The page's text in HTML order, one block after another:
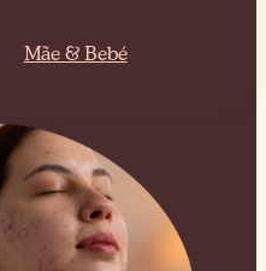
Mãe & Bebé